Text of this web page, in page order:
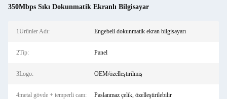
350Mbps Sıkı Dokunmatik Ekranlı Bilgisayar
1Ürünler Adı: Engebeli dokunmatik ekran bilgisayarı
2Tip: Panel
3Logo: OEM/özelleştirilmiş
4metal gövde + temperli cam: Paslanmaz çelik, özelleştirilebilir